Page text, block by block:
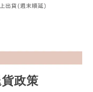
政策